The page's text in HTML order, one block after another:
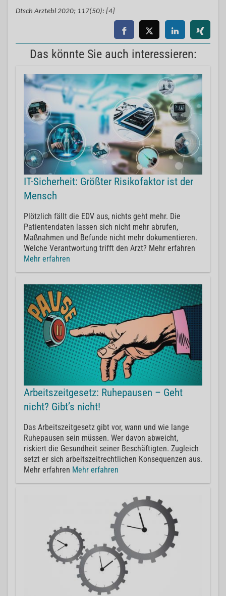
Dtsch Arztebl 2020; 117(50): [4]
Das könnte Sie auch interessieren:
IT-Sicherheit: Größter Risikofaktor ist der
Mensch
Plötzlich fällt die EDV aus, nichts geht mehr. Die
Patientendaten lassen sich nicht mehr abrufen,
Maßnahmen und Befunde nicht mehr dokumentieren.
Welche Verantwortung trifft den Arzt? Mehr erfahren
Mehr erfahren
Arbeitszeitgesetz: Ruhepausen – Geht
nicht? Gibt’s nicht!
Das Arbeitszeitgesetz gibt vor, wann und wie lange
Ruhepausen sein müssen. Wer davon abweicht,
riskiert die Gesundheit seiner Beschäftigten. Zugleich
setzt er sich arbeitszeitrechtlichen Konsequenzen aus.
Mehr erfahren Mehr erfahren